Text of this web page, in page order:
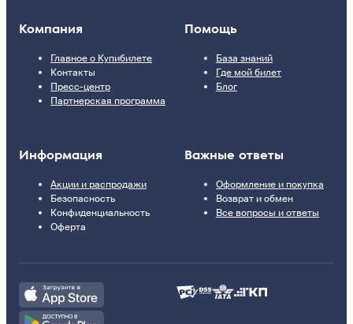
Компания
Главное о Купибилете
Контакты
Пресс-центр
Партнерская программа
Помощь
База знаний
Где мой билет
Блог
Информация
Акции и распродажи
Безопасность
Конфиденциальность
Оферта
Важные ответы
Оформление и покупка
Возврат и обмен
Все вопросы и ответы